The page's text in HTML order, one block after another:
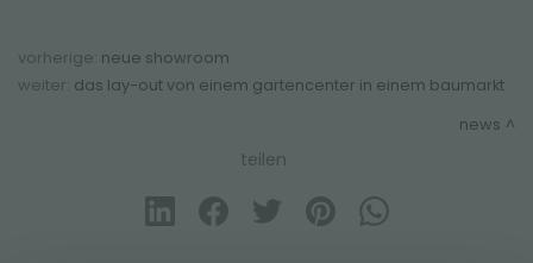
vorherige: neue showroom
weiter: das lay-out von einem gartencenter in einem baumarkt
news
teilen